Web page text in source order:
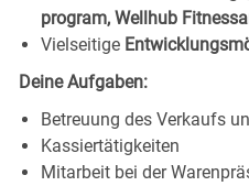
program, Wellhub
Vielseitige
Deine Aufgaben:
Betreuung des Verkaufs
Kassiertätigkeiten
Mitarbeit bei der